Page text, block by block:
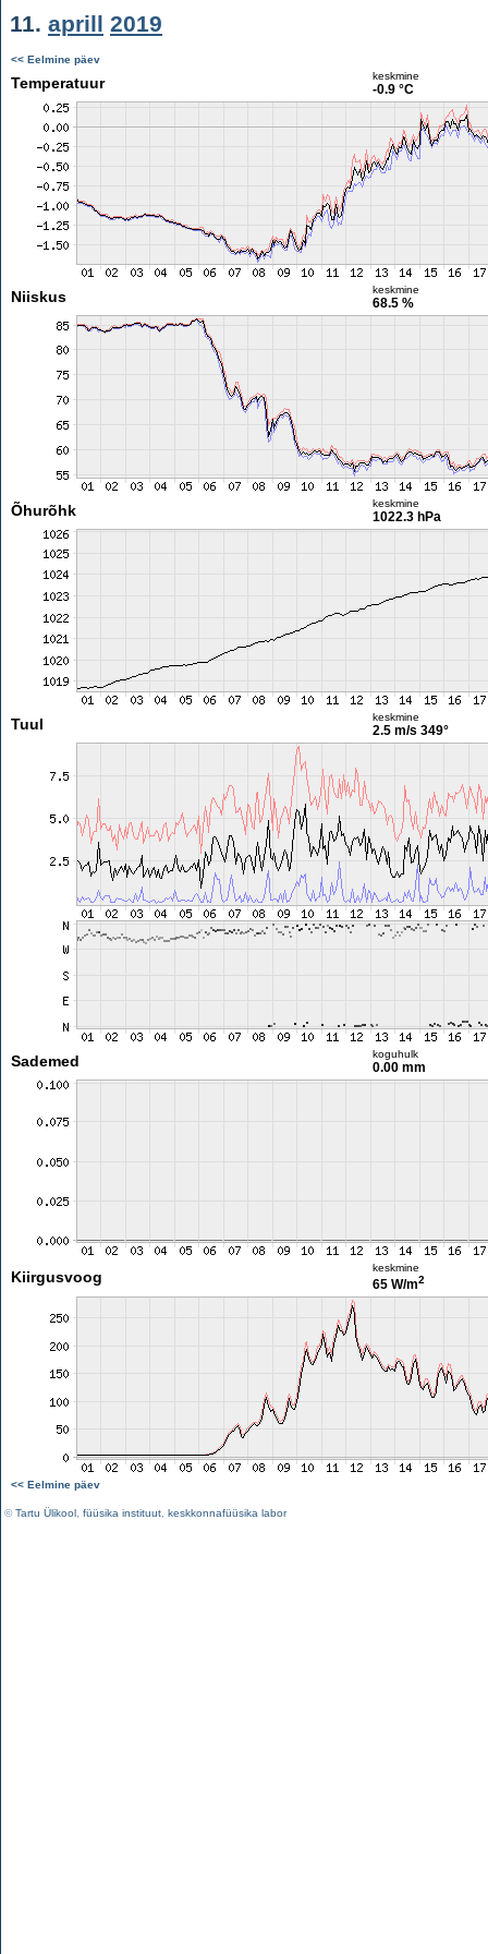
11. aprill 2019
<< Eelmine päev
Temperatuur keskmine
-0.9 °C
Niiskus keskmine
68.5 %
Õhurõhk keskmine
1022.3 hPa
Tuul keskmine
2.5 m/s 349°
Sademed koguhulk
0.00 mm
Kiirgusvoog
keskmine
65 W/m2
<< Eelmine päev
©Tartu Ülikool füüsika instituut keskkonnafüüsika labor